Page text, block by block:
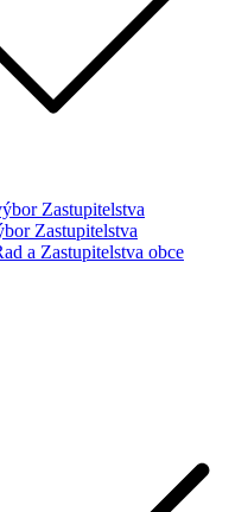
Zastupitelstva
Zastupitelstva
a Zastupitelstva obce